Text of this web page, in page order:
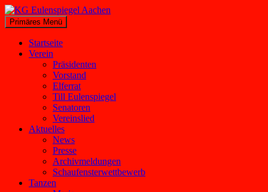
Zum
Inhalt
springen
KG Eulenspiegel Aachen
Suchen
Primäres Menü
Startseite
Verein
Präsidenten
Vorstand
Elferrat
Till Eulenspiegel
Senatoren
Vereinslied
Aktuelles
News
Presse
Archivmeldungen
Schaufensterwettbewerb
Tanzen